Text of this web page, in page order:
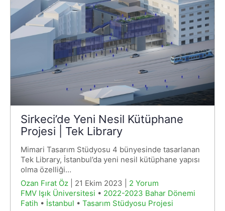
Sirkeci’de Yeni Nesil Kütüphane
Projesi | Tek Library
Mimari Tasarım Stüdyosu 4 bünyesinde tasarlanan
Tek Library, İstanbul’da yeni nesil kütüphane yapısı
olma özelliği…
Ozan Fırat Öz | 21 Ekim 2023 | 2 Yorum
FMV Işık Üniversitesi • 2022-2023 Bahar Dönemi
Fatih • İstanbul • Tasarım Stüdyosu Projesi